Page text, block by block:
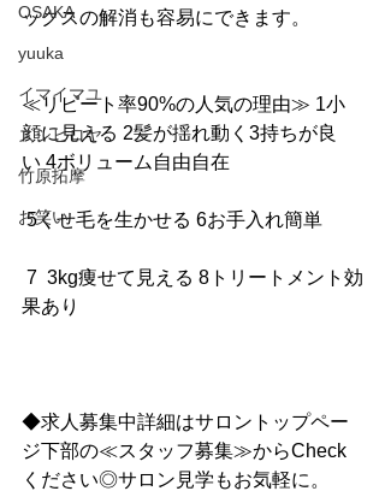
OSAKA
yuuka
イマイマユ
ズシヒロヤ
竹原拓摩
お笑い
ックスの解消も容易にできます。
≪リピート率90%の人気の理由≫ 1小
顔に見える 2髪が揺れ動く3持ちが良
い 4ボリューム自由自在
5くせ毛を生かせる 6お手入れ簡単
7  3kg痩せて見える 8トリートメント効
果あり
◆求人募集中詳細はサロントップペー
ジ下部の≪スタッフ募集≫からCheck
ください◎サロン見学もお気軽に。